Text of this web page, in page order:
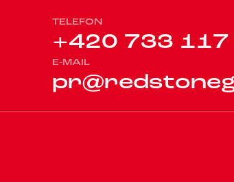
TELEFON
+420 733 117
E-MAIL
pr@red stone